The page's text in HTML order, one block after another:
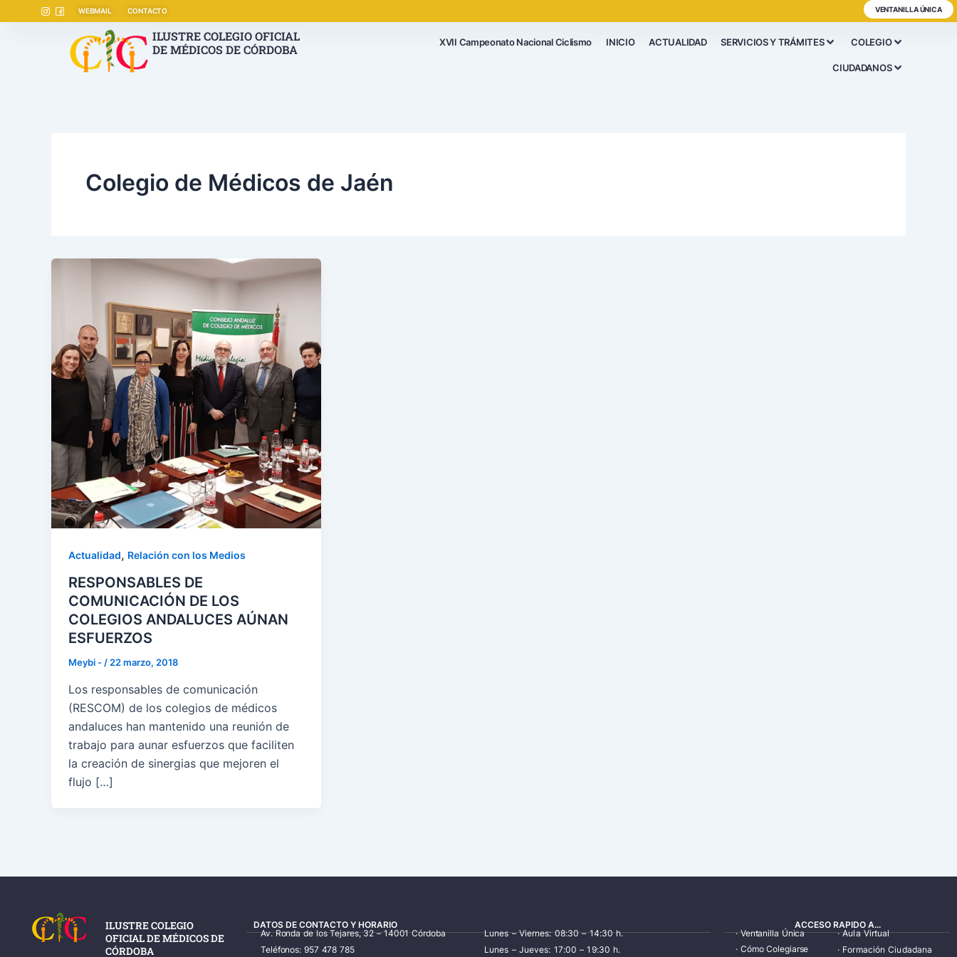
WEBMAIL CONTACTO VENTANILLA ÚNICA
ILUSTRE COLEGIO OFICIAL
DE MÉDICOS DE CÓRDOBA
XVII Campeonato Nacional Ciclismo INICIO ACTUALIDAD SERVICIOS Y TRÁMITES COLEGIO
CIUDADANOS
Colegio de Médicos de Jaén
Actualidad, Relación con los Medios
RESPONSABLES DE
COMUNICACIÓN DE LOS
COLEGIOS ANDALUCES AÚNAN
ESFUERZOS
Meybi -/22 marzo, 2018
Los responsables de comunicación
(RESCOM) de los colegios de médicos
andaluces han mantenido una reunión de
trabajo para aunar esfuerzos que faciliten
la creación de sinergias que mejoren el
flujo […]
ILUSTRE COLEGIO
OFICIAL DE MÉDICOS DE
CÓRDOBA
DATOS DE CONTACTO Y HORARIO
Av. Ronda de los Tejares, 32 – 14001 Córdoba
Teléfonos: 957 478 785
Lunes – Viernes: 08:30 – 14:30 h.
Lunes – Jueves: 17:00 – 19:30 h.
ACCESO RAPIDO A...
·Ventanilla Única
· Cómo Colegiarse
·Aula Virtual
· Formación Ciudadana